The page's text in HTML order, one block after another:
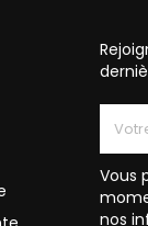
Vous
nos